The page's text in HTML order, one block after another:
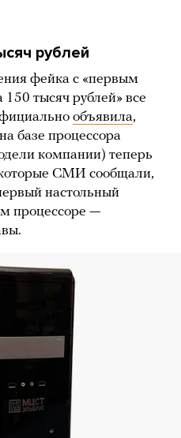
рублей
фейка с «первым
тысяч рублей» все
объявила,
базе процессора
компании) теперь
СМИ сообщали,
настольный
процессоре —